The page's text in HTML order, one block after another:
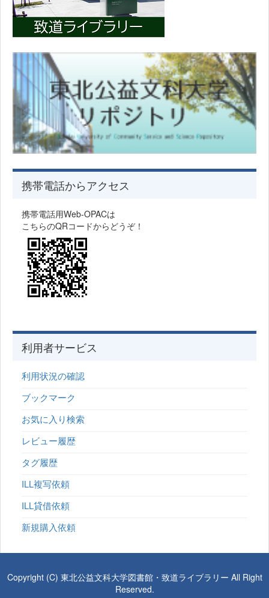
携帯電話からアクセス
携帯電話用Web-OPACは
こちらのQRコードからどうぞ！
利用者サービス
利用状況の確認
ブックマーク
お気に入り検索
レビュー履歴
タグ履歴
ILL複写依頼
ILL貸借依頼
新規購入依頼
Copyright (C) 東北公益文科大学図書館・致道ライブラリー All Right
Reserved.